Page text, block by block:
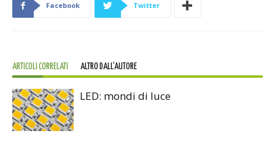
Facebook Twitter
ARTICOLI CORRELATI ALTRO DALL'AUTORE
LED: mondi di luce